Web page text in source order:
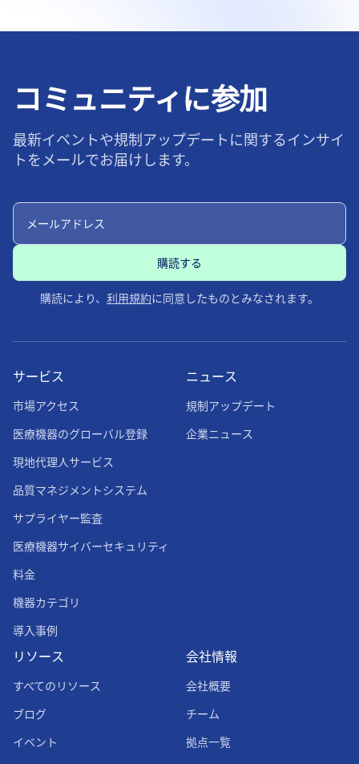
コミュニティに参加
最新イベントや規制アップデートに関するインサイ
トをメールでお届けします。
購読により、 利用規約に同意したものとみなされます。
ニュース
規制アップデート
企業ニュース
サービス
市場アクセス
医療機器のグローバル登録
現地代理人サービス
品質マネジメントシステム
サプライヤー監査
医療機器サイバーセキュリティ
料金
機器カテゴリ
導入事例
リソース
すべてのリソース
ブログ
イベント
会社情報
会社概要
チーム
拠点一覧